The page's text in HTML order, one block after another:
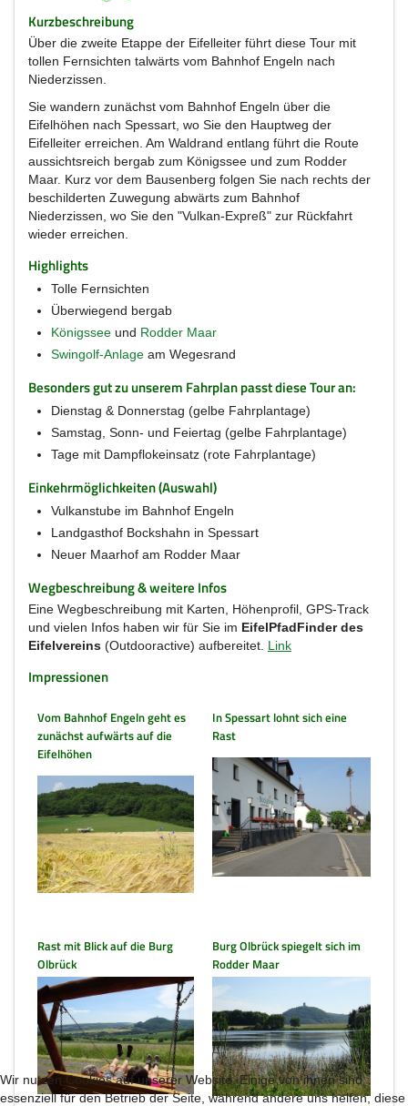
Kurzbeschreibung
Über die zweite Etappe der Eifelleiter führt diese Tour mit
tollen Fernsichten talwärts vom Bahnhof Engeln nach
Niederzissen.
Sie wandern zunächst vom Bahnhof Engeln über die
Eifelhöhen nach Spessart, wo Sie den Hauptweg der
Eifelleiter erreichen. Am Waldrand entlang führt die Route
aussichtsreich bergab zum Königssee und zum Rodder
Maar. Kurz vor dem Bausenberg folgen Sie nach rechts der
beschilderten Zuwegung abwärts zum Bahnhof
Niederzissen, wo Sie den "Vulkan-Expreß" zur Rückfahrt
wieder erreichen.
Highlights
Tolle Fernsichten
Überwiegend bergab
Königssee und Rodder Maar
Swingolf-Anlage am Wegesrand
Besonders gut zu unserem Fahrplan passt diese Tour an:
Dienstag & Donnerstag (gelbe Fahrplantage)
Samstag, Sonn- und Feiertag (gelbe Fahrplantage)
Tage mit Dampflokeinsatz (rote Fahrplantage)
Einkehrmöglichkeiten (Auswahl)
Vulkanstube im Bahnhof Engeln
Landgasthof Bockshahn in Spessart
Neuer Maarhof am Rodder Maar
Wegbeschreibung & weitere Infos
Eine Wegbeschreibung mit Karten, Höhenprofil, GPS-Track
und vielen Infos haben wir für Sie im EifelPfadFinder des
Eifelvereins (Outdooractive) aufbereitet. Link
Impressionen
Vom Bahnhof Engeln geht es
zunächst aufwärts auf die
Eifelhöhen
In Spessart lohnt sich eine
Rast
Rast mit Blick auf die Burg
Olbrück
Burg Olbrück spiegelt sich im
Rodder Maar
Wir nutzen Cookies auf unserer Website. Einige von ihnen sind
essenziell für den Betrieb der Seite, während andere uns helfen, diese